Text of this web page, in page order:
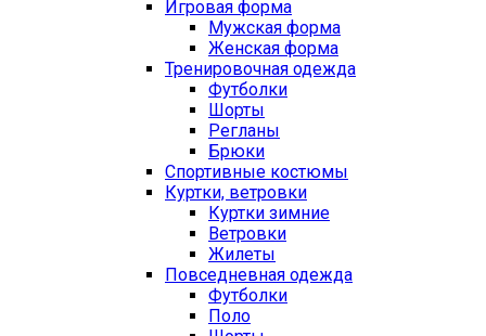
Игровая форма
Мужская форма
Женская форма
Тренировочная одежда
Футболки
Шорты
Регланы
Брюки
Спортивные костюмы
Куртки, ветровки
Куртки зимние
Ветровки
Жилеты
Повседневная одежда
Футболки
Поло